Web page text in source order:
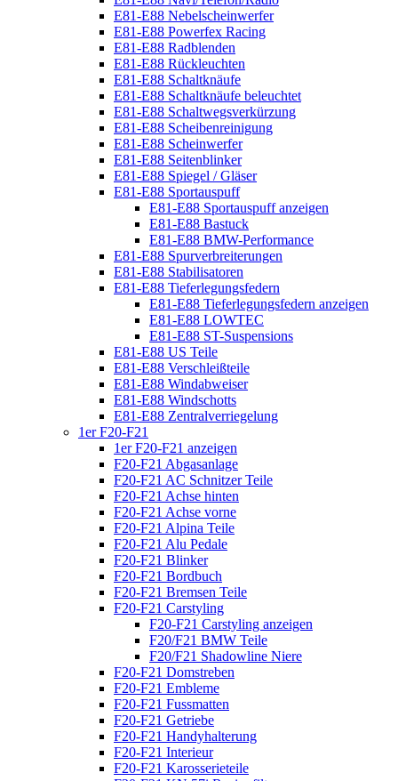
E81-E88 Nebelscheinwerfer
E81-E88 Powerfex Racing
E81-E88 Radblenden
E81-E88 Rückleuchten
E81-E88 Schaltknäufe
E81-E88 Schaltknäufe beleuchtet
E81-E88 Schaltwegsverkürzung
E81-E88 Scheibenreinigung
E81-E88 Scheinwerfer
E81-E88 Seitenblinker
E81-E88 Spiegel / Gläser
E81-E88 Sportauspuff
E81-E88 Sportauspuff anzeigen
E81-E88 Bastuck
E81-E88 BMW-Performance
E81-E88 Spurverbreiterungen
E81-E88 Stabilisatoren
E81-E88 Tieferlegungsfedern
E81-E88 Tieferlegungsfedern anzeigen
E81-E88 LOWTEC
E81-E88 ST-Suspensions
E81-E88 US Teile
E81-E88 Verschleißteile
E81-E88 Windabweiser
E81-E88 Windschotts
E81-E88 Zentralverriegelung
1er F20-F21
1er F20-F21 anzeigen
F20-F21 Abgasanlage
F20-F21 AC Schnitzer Teile
F20-F21 Achse hinten
F20-F21 Achse vorne
F20-F21 Alpina Teile
F20-F21 Alu Pedale
F20-F21 Blinker
F20-F21 Bordbuch
F20-F21 Bremsen Teile
F20-F21 Carstyling
F20-F21 Carstyling anzeigen
F20/F21 BMW Teile
F20/F21 Shadowline Niere
F20-F21 Domstreben
F20-F21 Embleme
F20-F21 Fussmatten
F20-F21 Getriebe
F20-F21 Handyhalterung
F20-F21 Interieur
F20-F21 Karosserieteile